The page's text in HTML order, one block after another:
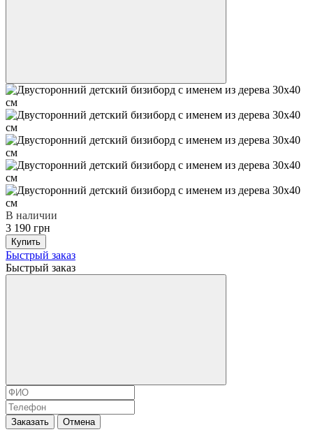
В наличии
3 190 грн
Купить
Быстрый заказ
Быстрый заказ
Заказать Отмена